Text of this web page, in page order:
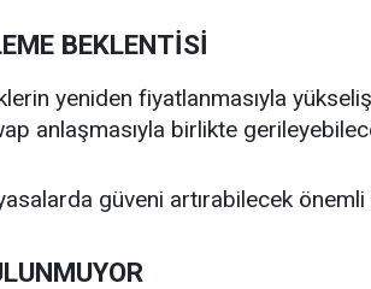
BEKLENTİSİ
yeniden fiyatlanmasıyla
anlaşmasıyla birlikte
güveni artırabilecek